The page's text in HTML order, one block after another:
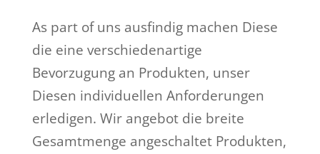
As part of uns ausfindig machen Diese
die eine verschiedenartige
Bevorzugung an Produkten, unser
Diesen individuellen Anforderungen
erledigen. Wir angebot die breite
Gesamtmenge angeschaltet Produkten,